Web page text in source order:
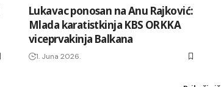
Lukavac ponosan na Anu Rajković:
Mlada karatistkinja KBS ORKKA
viceprvakinja Balkana
1. Juna 2026.